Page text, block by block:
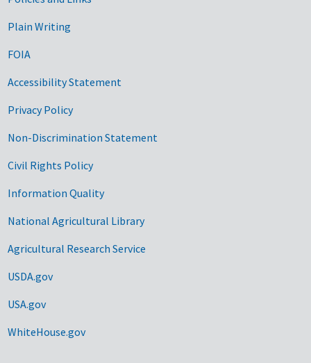
Plain Writing
FOIA
Accessibility Statement
Privacy Policy
Non-Discrimination Statement
Civil Rights Policy
Information Quality
National Agricultural Library
Agricultural Research Service
USDA.gov
USA.gov
WhiteHouse.gov